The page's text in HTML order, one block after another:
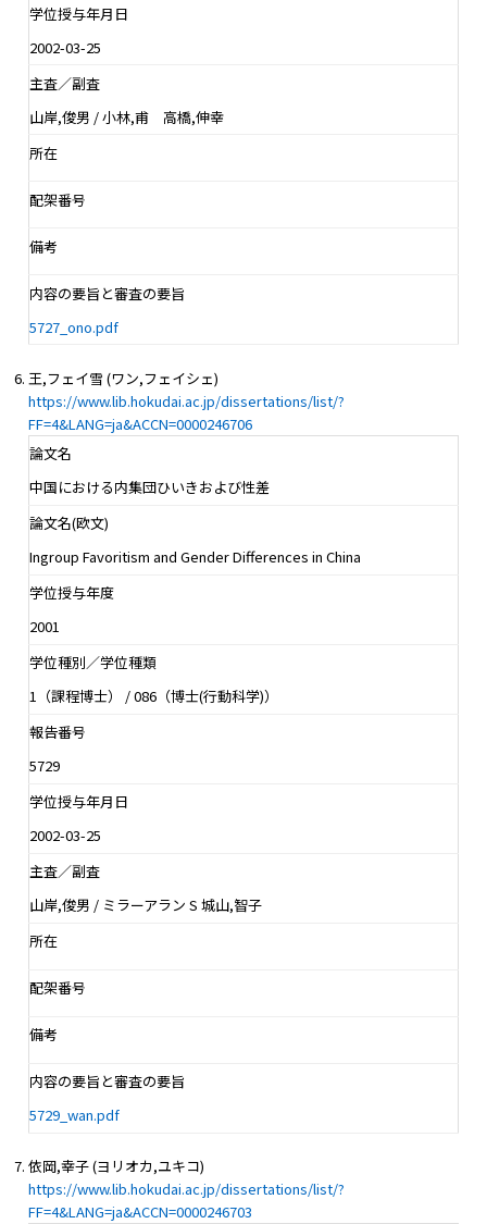
学位授与年月日
2002-03-25
主査／副査
山岸,俊男 / 小林,甫 高橋,伸幸
所在
配架番号
備考
内容の要旨と審査の要旨
5727_ono.pdf
王,フェイ雪 (ワン,フェイシェ)
https://www.lib.hokudai.ac.jp/dissertations/list/?
FF=4&LANG=ja&ACCN=0000246706
論文名
中国における内集団ひいきおよび性差
論文名(欧文)
Ingroup Favoritism and Gender Differences in China
学位授与年度
2001
学位種別／学位種類
1（課程博士） / 086（博士(行動科学)）
報告番号
5729
学位授与年月日
2002-03-25
主査／副査
山岸,俊男 / ミラーアラン S 城山,智子
所在
配架番号
備考
内容の要旨と審査の要旨
5729_wan.pdf
依岡,幸子 (ヨリオカ,ユキコ)
https://www.lib.hokudai.ac.jp/dissertations/list/?
FF=4&LANG=ja&ACCN=0000246703